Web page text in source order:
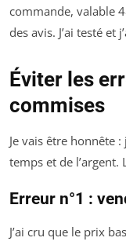
commande, valable
des avis. J’ai testé et
Éviter les
commises
Je vais être honnête
temps et de
Erreur n°1 :
J’ai cru que le prix